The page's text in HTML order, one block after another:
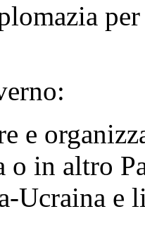
e
o in altro
Ucraina e